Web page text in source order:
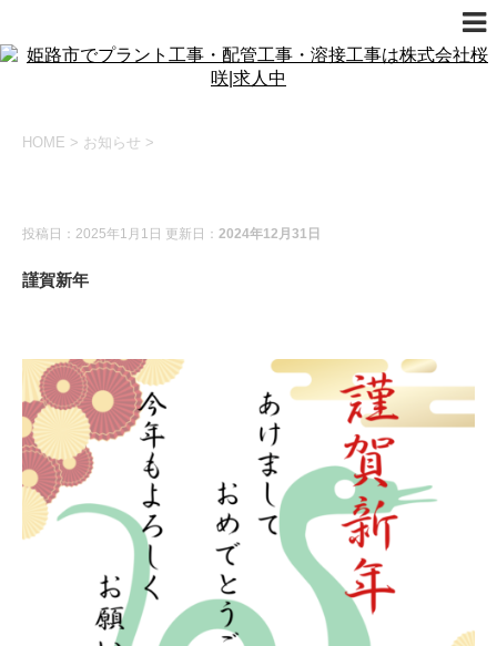
HOME > お知らせ >
投稿日：2025年1月1日 更新日： 2024年12月31日
謹賀新年